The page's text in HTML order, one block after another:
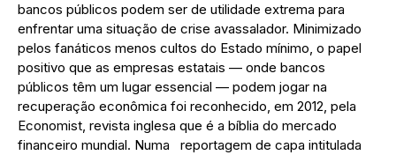
bancos públicos podem ser de utilidade extrema para
enfrentar uma situação de crise avassalador. Minimizado
pelos fanáticos menos cultos do Estado mínimo, o papel
positivo que as empresas estatais — onde bancos
públicos têm um lugar essencial — podem jogar na
recuperação econômica foi reconhecido, em 2012, pela
Economist, revista inglesa que é a bíblia do mercado
financeiro mundial. Numa reportagem de capa intitulada